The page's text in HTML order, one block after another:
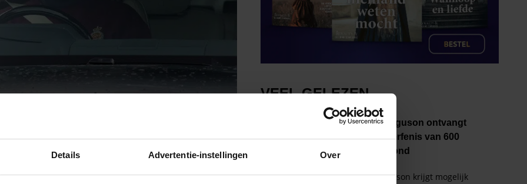
Details Advertentie-instellingen Over
Guards